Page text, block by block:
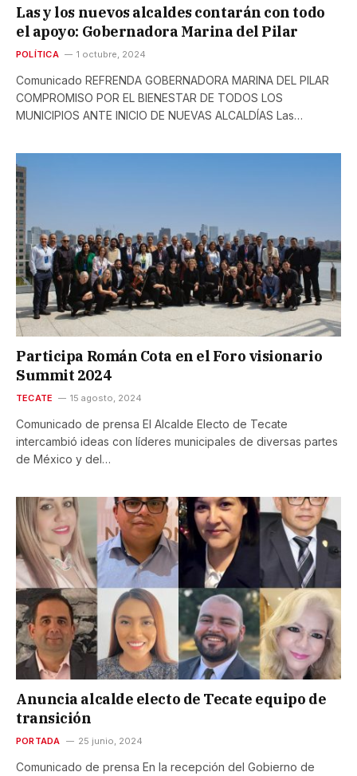
Las y los nuevos alcaldes contarán con todo
el apoyo: Gobernadora Marina del Pilar
POLÍTICA 1 octubre, 2024
Comunicado REFRENDA GOBERNADORA MARINA DEL PILAR
COMPROMISO POR EL BIENESTAR DE TODOS LOS
MUNICIPIOS ANTE INICIO DE NUEVAS ALCALDÍAS Las…
Participa Román Cota en el Foro visionario
Summit 2024
TECATE 15 agosto, 2024
Comunicado de prensa El Alcalde Electo de Tecate
intercambió ideas con líderes municipales de diversas partes
de México y del…
Anuncia alcalde electo de Tecate equipo de
transición
PORTADA 25 junio, 2024
Comunicado de prensa En la recepción del Gobierno de